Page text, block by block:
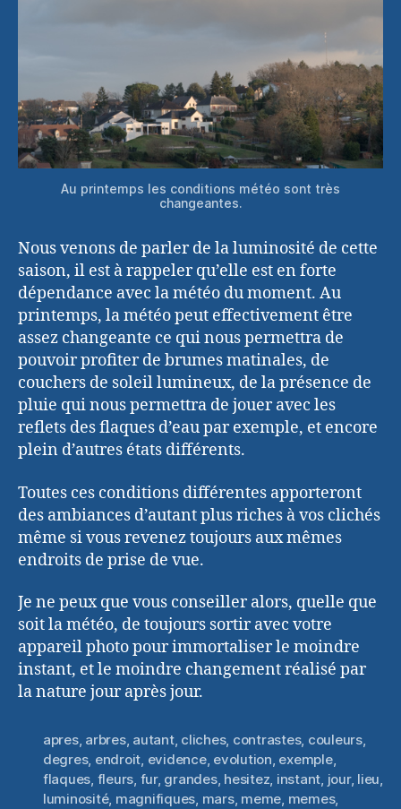
Au printemps les conditions météo sont très
changeantes.
Nous venons de parler de la luminosité de cette
saison, il est à rappeler qu’elle est en forte
dépendance avec la météo du moment. Au
printemps, la météo peut effectivement être
assez changeante ce qui nous permettra de
pouvoir profiter de brumes matinales, de
couchers de soleil lumineux, de la présence de
pluie qui nous permettra de jouer avec les
reflets des flaques d’eau par exemple, et encore
plein d’autres états différents.
Toutes ces conditions différentes apporteront
des ambiances d’autant plus riches à vos clichés
même si vous revenez toujours aux mêmes
endroits de prise de vue.
Je ne peux que vous conseiller alors, quelle que
soit la météo, de toujours sortir avec votre
appareil photo pour immortaliser le moindre
instant, et le moindre changement réalisé par
la nature jour après jour.
apres, arbres, autant, cliches, contrastes, couleurs,
degres, endroit, evidence, evolution, exemple,
flaques, fleurs, fur, grandes, hesitez, instant, jour, lieu,
luminosité, magnifiques, mars, meme, memes,